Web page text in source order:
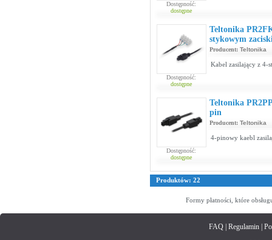
Dostępność:
dostępne
Dostępność:
dostępne
Teltonika
stykowym
Producent: Teltonika
Kabel zasilający z 4-
Dostępność:
dostępne
Teltonika
pin
Producent: Teltonika
4-pinowy kaebl
Produktów: 22
Formy płatności, które
FAQ| Regulamin|